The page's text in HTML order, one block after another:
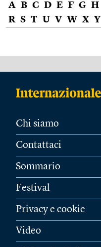
A B C D E F G H
R S T U V W X Y
Chi siamo
Contattaci
Sommario
Festival
Privacy e cookie
Video